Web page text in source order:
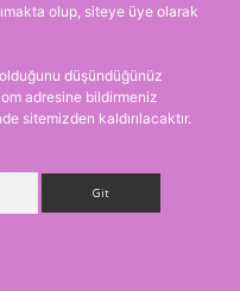
olup, siteye üye olarak
düşündüğünüz
adresine bildirmeniz
sitemizden kaldırılacaktır.